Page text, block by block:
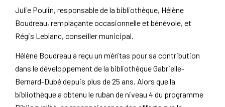
Julie Poulin, responsable de la bibliothèque, Hélène
Boudreau, remplaçante occasionnelle et bénévole, et
Régis Leblanc, conseiller municipal.
Hélène Boudreau a reçu un méritas pour sa contribution
dans le développement de la bibliothèque Gabrielle-
Bernard-Dubé depuis plus de 25 ans. Alors que la
bibliothèque a obtenu le ruban de niveau 4 du programme